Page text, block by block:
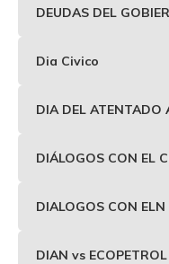
DEUDAS DEL
Dia Civico
DIA DEL ATENTADO
DIÁLOGOS CON EL
DIALOGOS CON ELN
DIAN vs ECOPETROL